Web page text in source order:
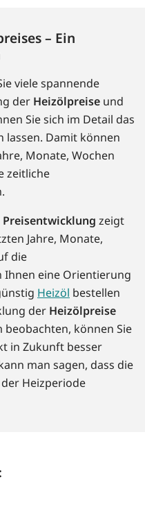
– Ein
viele spannende
der Heizölpreise und
Sie sich im Detail das
lassen. Damit können
Monate, Wochen
zeitliche
Preisentwicklung zeigt
Jahre, Monate,
die
Ihnen eine Orientierung
Heizöl bestellen
der Heizölpreise
können Sie
in Zukunft besser
man sagen, dass die
Heizperiode